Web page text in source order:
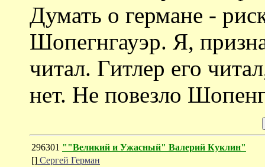
Думать о германе -
Шопегнгауэр. Я,
читал. Гитлер его
нет. Не повезло
296301 ""Великий и Ужасный" Валерий Куклин"
[] Сергей Герман